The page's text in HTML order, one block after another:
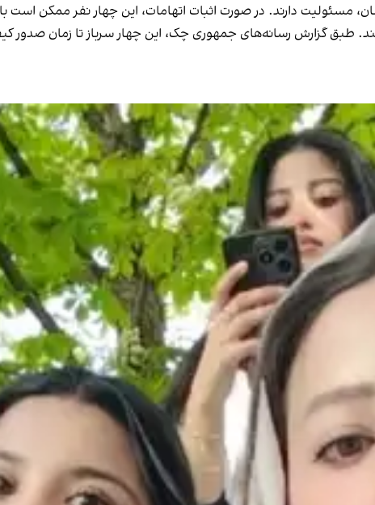
مسئولیت دارند. در صورت اثبات اتهامات، این چهار نفر ممکن
طبق گزارش رسانه‌های جمهوری چک، این چهار سرباز تا زمان